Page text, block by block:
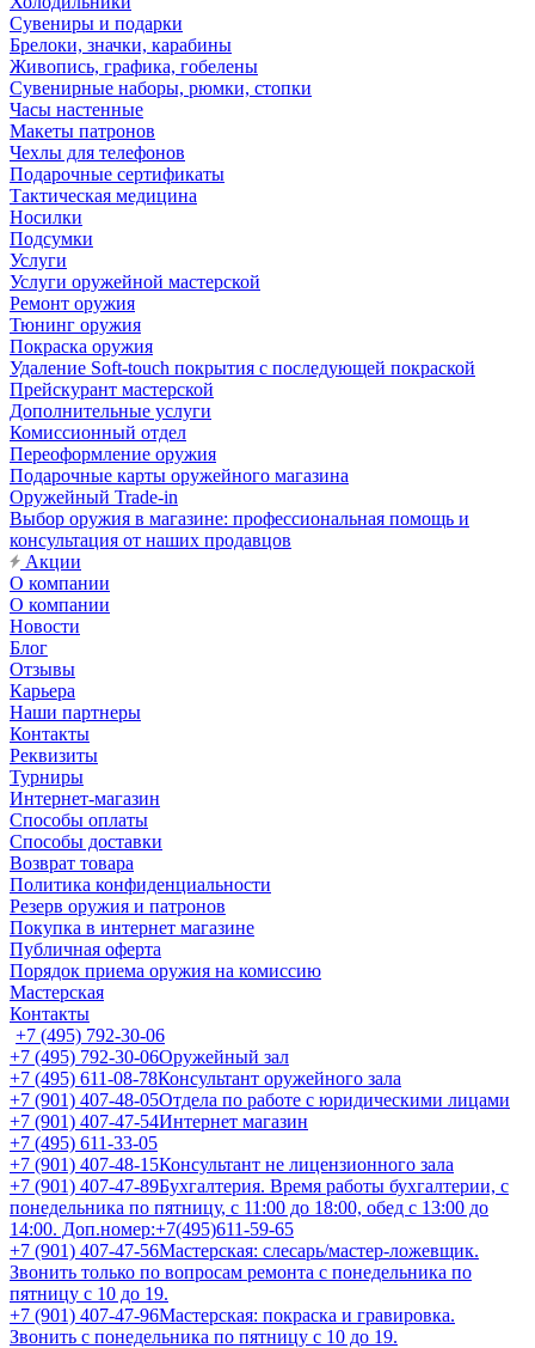
Сувениры и подарки
Брелоки, значки, карабины
Живопись, графика, гобелены
Сувенирные наборы, рюмки, стопки
Часы настенные
Макеты патронов
Чехлы для телефонов
Подарочные сертификаты
Тактическая медицина
Носилки
Подсумки
Услуги
Услуги оружейной мастерской
Ремонт оружия
Тюнинг оружия
Покраска оружия
Удаление Soft-touch покрытия с последующей покраской
Прейскурант мастерской
Дополнительные услуги
Комиссионный отдел
Переоформление оружия
Подарочные карты оружейного магазина
Оружейный Trade-in
Выбор оружия в магазине: профессиональная помощь и
консультация от наших продавцов
Акции
О компании
О компании
Новости
Блог
Отзывы
Карьера
Наши партнеры
Контакты
Реквизиты
Турниры
Интернет-магазин
Способы оплаты
Способы доставки
Возврат товара
Политика конфиденциальности
Резерв оружия и патронов
Покупка в интернет магазине
Публичная оферта
Порядок приема оружия на комиссию
Мастерская
Контакты
+7 (495) 792-30-06
+7 (495) 792-30-06Оружейный зал
+7 (495) 611-08-78Консультант оружейного зала
+7 (901) 407-48-05Отдела по работе с юридическими лицами
+7 (901) 407-47-54Интернет магазин
+7 (495) 611-33-05
+7 (901) 407-48-15Консультант не лицензионного зала
+7 (901) 407-47-89Бухгалтерия. Время работы бухгалтерии, с
понедельника по пятницу, с 11:00 до 18:00, обед с 13:00 до
14:00. Доп.номер:+7(495)611-59-65
+7 (901) 407-47-56Мастерская: слесарь/мастер-ложевщик.
Звонить только по вопросам ремонта с понедельника по
пятницу с 10 до 19.
+7 (901) 407-47-96Мастерская: покраска и гравировка.
Звонить с понедельника по пятницу с 10 до 19.